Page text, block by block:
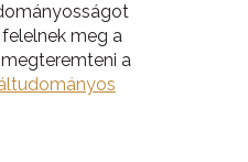
meg a
a